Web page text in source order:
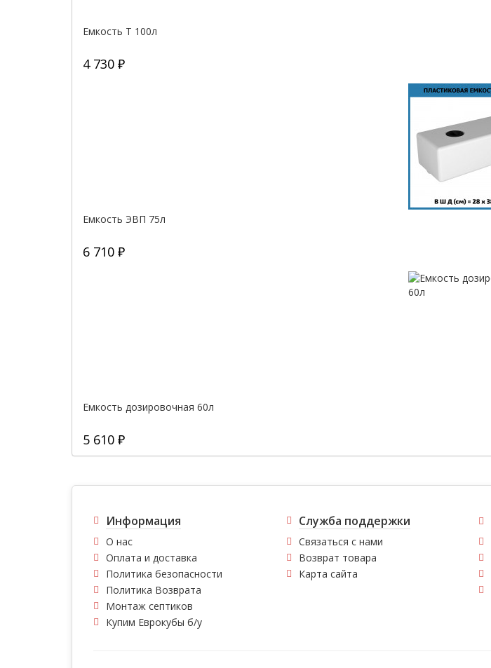
Емкость T 100л
4 730 ₽
Емкость ЭВП 75л
6 710 ₽
Емкость дозировочная 60л
5 610 ₽
Информация
О нас
Оплата и доставка
Политика безопасности
Политика Возврата
Монтаж септиков
Купим Еврокубы б/у
Служба поддержки
Связаться с нами
Возврат товара
Карта сайта